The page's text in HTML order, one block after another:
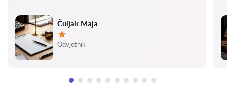
Čuljak Maja
Ocjena:
Odvjetnik